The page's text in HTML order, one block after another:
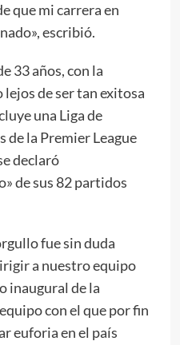
que mi carrera en
escribió.
33 años, con la
de ser tan exitosa
una Liga de
de la Premier League
declaró
de sus 82 partidos
fue sin duda
a nuestro equipo
inaugural de la
con el que por fin
euforia en el país